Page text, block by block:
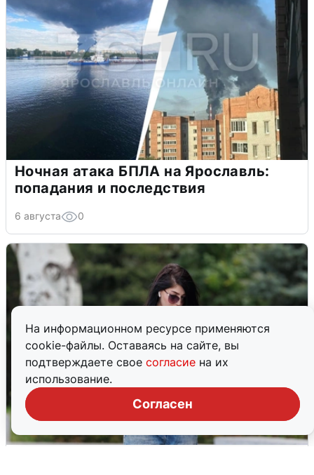
На информационном ресурсе применяются
cookie-файлы. Оставаясь на сайте, вы
подтверждаете свое согласие на их
использование.
Согласен
Ночная атака БПЛА на Ярославль:
попадания и последствия
6 августа 0